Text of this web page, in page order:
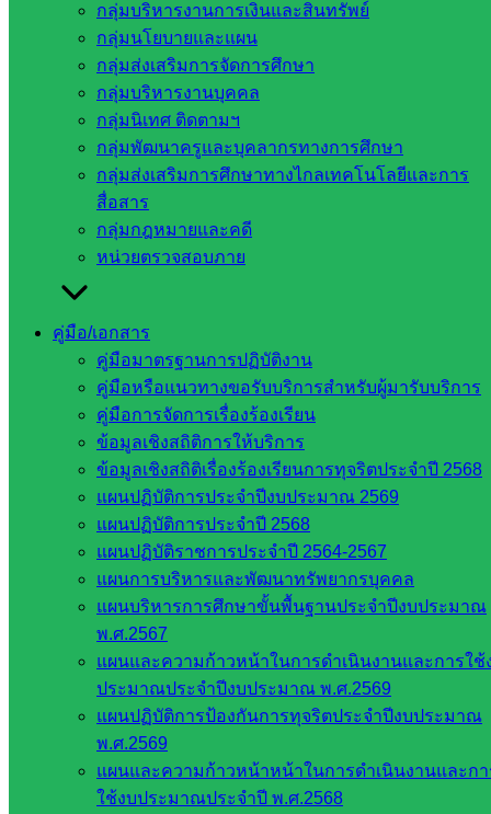
กลุ่มบริหารงานการเงินและสินทรัพย์
กลุ่มนโยบายและแผน
กลุ่มส่งเสริมการจัดการศึกษา
กลุ่มบริหารงานบุคคล
กลุ่มนิเทศ ติดตามฯ
กลุ่มพัฒนาครูและบุคลากรทางการศึกษา
กลุ่มส่งเสริมการศึกษาทางไกลเทคโนโลยีและการ
สื่อสาร
กลุ่มกฎหมายและคดี
หน่วยตรวจสอบภาย
คู่มือ/เอกสาร
คู่มือมาตรฐานการปฏิบัติงาน
คู่มือหรือแนวทางขอรับบริการสำหรับผู้มารับบริการ
คู่มือการจัดการเรื่องร้องเรียน
ข้อมูลเชิงสถิติการให้บริการ
ข้อมูลเชิงสถิติเรื่องร้องเรียนการทุจริตประจำปี 2568
แผนปฏิบัติการประจำปีงบประมาณ 2569
แผนปฏิบัติการประจำปี 2568
แผนปฏิบัติราชการประจำปี 2564-2567
แผนการบริหารและพัฒนาทรัพยากรบุคคล
แผนบริหารการศึกษาขั้นพื้นฐานประจำปีงบประมาณ
พ.ศ.2567
แผนและความก้าวหน้าในการดำเนินงานและการใช้
ประมาณประจำปีงบประมาณ พ.ศ.2569
แผนปฏิบัติการป้องกันการทุจริตประจำปีงบประมาณ
พ.ศ.2569
แผนและความก้าวหน้าหน้าในการดำเนินงานและก
ใช้งบประมาณประจำปี พ.ศ.2568
วันที่ 24 พฤศจิกายน 2565 นายชัยนรินท์ วสอื้นรัมย์ ผู้อำนวยการ
สำนักงานเขตพื้นที่การศึกษาประถมศึกษาสระแก้ว เขต 2 เป็น
ประธานในพิธีเปิดงานประกวดและแข่งขันงานศิลปหัตถกรรม
วิชาการ และเทคโนโลยีของนักเรียน ประจำปีการศึกษา 2565
ระดับกลุ่มเครือข่ายทัพบดินทร์ ณ โรงเรียนสมาคมไลออนส์
(บ้านอ่างศิลา) อำเภอโคกสูง พร้อมมอบนโยบายการจัดการ
ศึกษา ของสำนักงานเขตพื้นที่การศึกษาประถมศึกษาสระแก้ว
เขต 2 โดยมีผู้เข้าประชุม ได้แก่ ผู้บริหารสถานศึกษา ข้าราชการ
ครูและบุคลากรทางการศึกษาในกลุ่มเครือข่ายทัพบดินทร์
ทั้งนี้นายชัยนรินท์ วสอื้นรัมย์ ผู้อำนวยการสำนักงานเขตพื้นที่
การศึกษาประถมศึกษาสระแก้ว เขต 2 พร้อมด้วย นางสาวสุทธิ
รัตน์ พิมพ์มุ่งหวาย และนางสาวนพรัตน์ สว่างสุข ศึกษานิเทศก์
และคณะผู้บริหารสถานศึกษา ได้เยี่ยมชมและให้กำลังใจคณะ
ครู นักเรียน ในการดำเนินการจัดกิจกรรมการประกวดและ
แข่งขันงานศิลปหัตถกรรมวิชาการ และเทคโนโลยีของนักเรียน
ในกลุ่มเครือข่ายทัพบดินทร์
Post Views: 764